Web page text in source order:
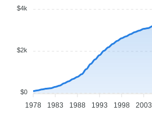
$4k
$2k
$0
1978 1983 1988 1993 1998 2003